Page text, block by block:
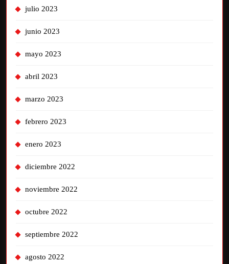
julio 2023
junio 2023
mayo 2023
abril 2023
marzo 2023
febrero 2023
enero 2023
diciembre 2022
noviembre 2022
octubre 2022
septiembre 2022
agosto 2022